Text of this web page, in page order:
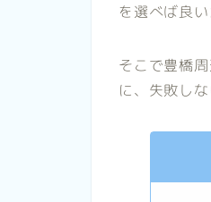
を選べば良
そこで豊橋
に、失敗し